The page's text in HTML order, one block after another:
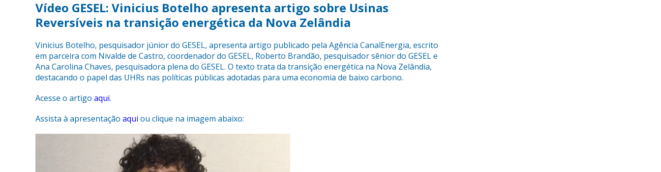
Vídeo GESEL: Vinicius Botelho apresenta artigo sobre Usinas
Reversíveis na transição energética da Nova Zelândia
Vinicius Botelho, pesquisador júnior do GESEL, apresenta artigo publicado pela Agência CanalEnergia, escrito
em parceira com Nivalde de Castro, coordenador do GESEL, Roberto Brandão, pesquisador sênior do GESEL e
Ana Carolina Chaves, pesquisadora plena do GESEL. O texto trata da transição energética na Nova Zelândia,
destacando o papel das UHRs nas políticas públicas adotadas para uma economia de baixo carbono.
Acesse o artigo aqui.
Assista à apresentação aqui ou clique na imagem abaixo: